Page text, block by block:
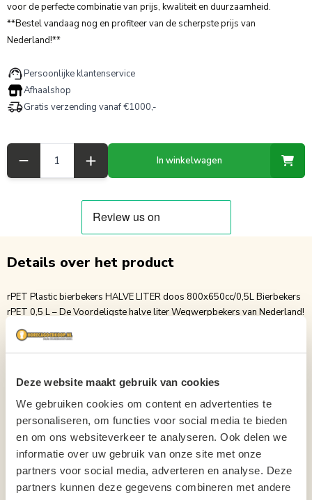
Deze website maakt gebruik van cookies
We gebruiken cookies om content en advertenties te
personaliseren, om functies voor social media te bieden
en om ons websiteverkeer te analyseren. Ook delen we
informatie over uw gebruik van onze site met onze
partners voor social media, adverteren en analyse. Deze
partners kunnen deze gegevens combineren met andere
voor de perfecte combinatie van prijs, kwaliteit en duurzaamheid.
**Bestel vandaag nog en profiteer van de scherpste prijs van
Nederland!**
Persoonlijke klantenservice
Afhaalshop
Gratis verzending vanaf €1000,-
In winkelwagen
Details over het product
rPET Plastic bierbekers HALVE LITER doos 800x650cc/0,5L Bierbekers
rPET 0,5 L – De Voordeligste halve liter Wegwerpbekers van Nederland!
Op zoek naar betaalbare bekers ? Onze budget bierbekers van 0,5 liter
zijn dé ideale keuze voor festivals, evenementen, sportkantines,
afbreekbaar rPET** – een duurzamere keuze voor elk evenement Verpakt
per doos van 800 stuks direct voldoende voorraad Stevig, helder en
praktisch in gebruik Of u nu een groot evenement organiseert of uw
horecazaak voordelig wilt bevoorraden, met deze budget bekers kiest u
voor de perfecte combinatie van prijs, kwaliteit en duurzaamheid.
**Bestel vandaag nog en profiteer van de scherpste prijs van
Nederland!**